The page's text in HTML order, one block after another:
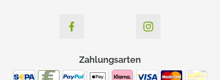
Zahlungsarten